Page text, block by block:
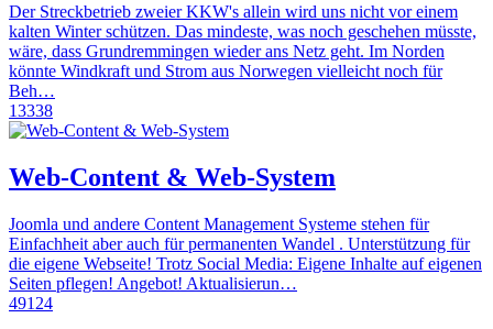
Der Streckbetrieb zweier KKW's allein wird uns nicht vor einem
kalten Winter schützen. Das mindeste, was noch geschehen müsste,
wäre, dass Grundremmingen wieder ans Netz geht. Im Norden
könnte Windkraft und Strom aus Norwegen vielleicht noch für
Beh…
13338
Web-Content & Web-System
Joomla und andere Content Management Systeme stehen für
Einfachheit aber auch für permanenten Wandel . Unterstützung für
die eigene Webseite! Trotz Social Media: Eigene Inhalte auf eigenen
Seiten pflegen! Angebot! Aktualisierun…
49124